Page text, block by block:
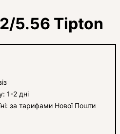
5.56 Tipton
1-2 дні
за тарифами Нової Пошти